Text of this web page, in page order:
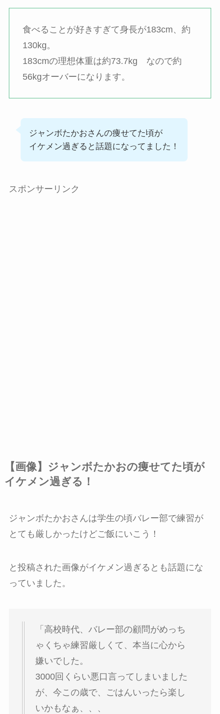
食べることが好きすぎて身長が183cm、約
130kg。
183cmの理想体重は約73.7kg なので約
56kgオーバーになります。
ジャンボたかおさんの痩せてた頃が
イケメン過ぎると話題になってました！
スポンサーリンク
【画像】ジャンボたかおの痩せてた頃が
イケメン過ぎる！
ジャンボたかおさんは学生の頃バレー部で練習が
とても厳しかったけどご飯にいこう！
と投稿された画像がイケメン過ぎるとも話題にな
っていました。
「高校時代、バレー部の顧問がめっち
ゃくちゃ練習厳しくて、本当に心から
嫌いでした。
3000回くらい悪口言ってしまいました
が、今この歳で、ごはんいったら楽し
いかもなぁ、、、